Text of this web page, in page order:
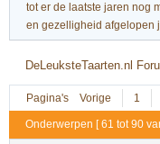
tot er de laatste jaren nog
en gezelligheid afgelopen
DeLeuksteTaarten.nl
Pagina's Vorige 1
Onderwerpen [ 61 tot 90